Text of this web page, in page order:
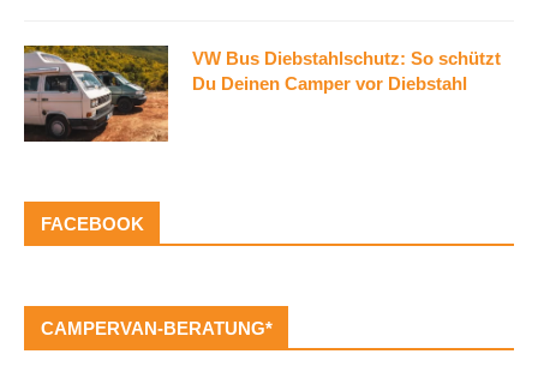
VW Bus Diebstahlschutz: So schützt
Du Deinen Camper vor Diebstahl
FACEBOOK
CAMPERVAN-BERATUNG*